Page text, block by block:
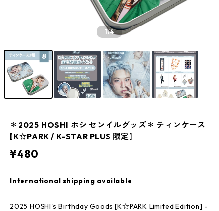
1/4
＊2025 HOSHI ホシ センイルグッズ＊ ティンケース
[K☆PARK / K-STAR PLUS 限定]
¥480
International shipping available
2025 HOSHI's Birthday Goods [K☆PARK Limited Edition] -